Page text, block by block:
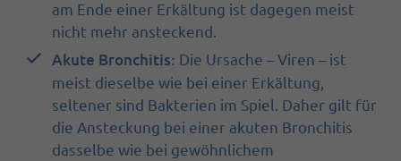
am Ende einer Erkältung ist dagegen meist
nicht mehr ansteckend.
Akute Bronchitis: Die Ursache – Viren – ist
meist dieselbe wie bei einer Erkältung,
seltener sind Bakterien im Spiel. Daher gilt für
die Ansteckung bei einer akuten Bronchitis
dasselbe wie bei gewöhnlichem